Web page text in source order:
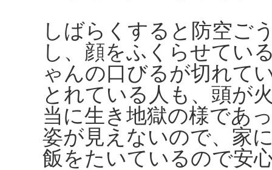
しばらくすると防空ご
し、顔をふくらせてい
ゃんの口びるが切れて
とれている人も、頭が
当に生き地獄の様であ
姿が見えないので、家
飯をたいているので安